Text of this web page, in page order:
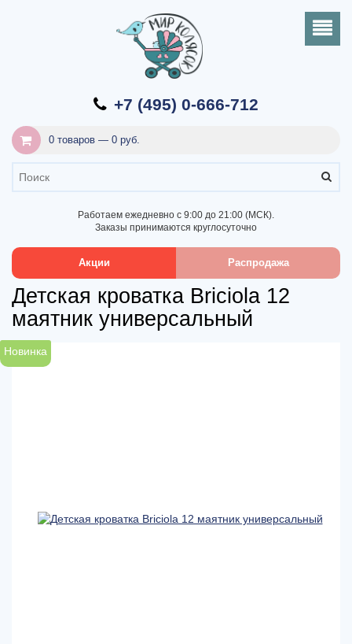
+7 (495) 0-666-712
0 товаров — 0 руб.
Работаем ежедневно с 9:00 до 21:00 (МСК).
Заказы принимаются круглосуточно
Акции Распродажа
Детская кроватка Briciola 12
маятник универсальный
Новинка